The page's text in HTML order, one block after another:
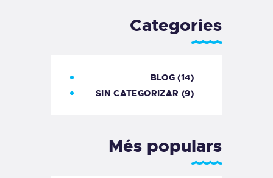
Categories
BLOG (14)
SIN CATEGORIZAR (9)
Més populars